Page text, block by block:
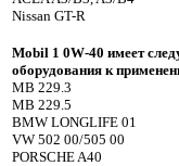
Nissan GT-R
Mobil 1 0W-40 имеет
оборудования к
MB 229.3
MB 229.5
BMW LONGLIFE 01
VW 502 00/505 00
PORSCHE A40